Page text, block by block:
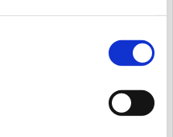
la voce Vintage all'interno di
Byzance ha caratteristiche
uniche che simulano il
di un piatto per accoppiare
suoni antichi con un fascino